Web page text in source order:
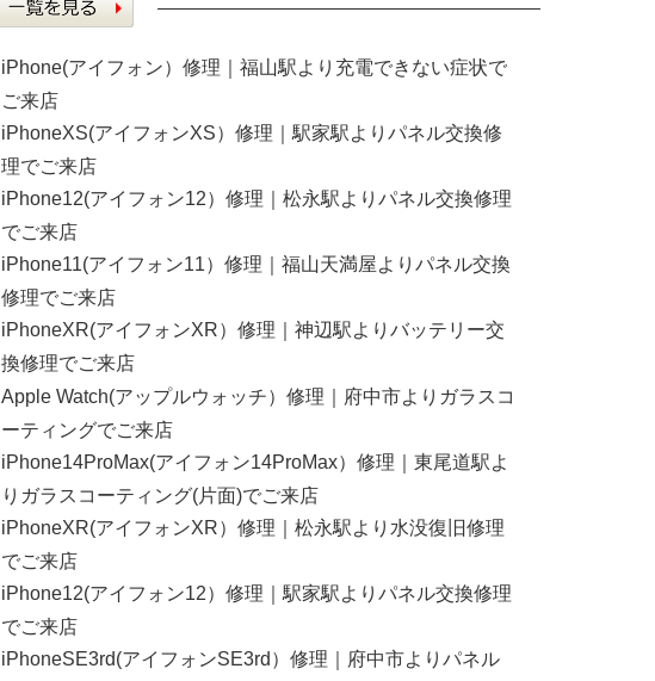
iPhone(アイフォン）修理｜福山駅より充電できない症状で
ご来店
iPhoneXS(アイフォンXS）修理｜駅家駅よりパネル交換修
理でご来店
iPhone12(アイフォン12）修理｜松永駅よりパネル交換修理
でご来店
iPhone11(アイフォン11）修理｜福山天満屋よりパネル交換
修理でご来店
iPhoneXR(アイフォンXR）修理｜神辺駅よりバッテリー交
換修理でご来店
Apple Watch(アップルウォッチ）修理｜府中市よりガラスコ
ーティングでご来店
iPhone14ProMax(アイフォン14ProMax）修理｜東尾道駅よ
りガラスコーティング(片面)でご来店
iPhoneXR(アイフォンXR）修理｜松永駅より水没復旧修理
でご来店
iPhone12(アイフォン12）修理｜駅家駅よりパネル交換修理
でご来店
iPhoneSE3rd(アイフォンSE3rd）修理｜府中市よりパネル